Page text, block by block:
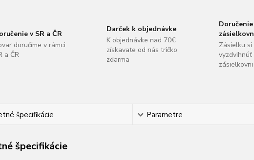
v SR a ČR
doručíme v rámci
a ČR
Darček k objednávke
K objednávke nad 70€
získavate od nás tričko
zdarma
Zásielku si
vyzdvihnúť
zásielkovni
špecifikácie Parametre
špecifikácie